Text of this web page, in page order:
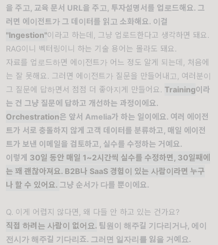
을 주고, 교육 문서 URL을 주고, 투자설명서를 업로드해요. 그
러면 에이전트가 그 데이터를 읽고 소화해요. 이걸
"Ingestion"이라고 하는데, 그냥 업로드한다고 생각하면 돼요.
RAG이니 벡터링이니 하는 기술 용어는 몰라도 돼요.
자료를 업로드하면 에이전트가 어느 정도 알게 되는데, 처음에
는 잘 못해요. 그러면 에이전트가 질문을 만들어내고, 여러분이
그 질문에 답하면서 점점 더 좋아지게 만들어요. Training이라
는 건 그냥 질문에 답하고 개선하는 과정이에요.
Orchestration은 앞서 Amelia가 하는 일이에요. 여러 에이전
트가 서로 충돌하지 않게 고객 데이터를 분류하고, 매일 에이전
트가 보낸 이메일을 검토하고, 실수를 수정하는 거예요.
이렇게 30일 동안 매일 1~2시간씩 실수를 수정하면, 30일째에
는 꽤 괜찮아져요. B2B나 SaaS 경험이 있는 사람이라면 누구
나 할 수 있어요. 그냥 순서가 다를 뿐이에요.
Q. 이게 어렵지 않다면, 왜 다들 안 하고 있는 건가요?
직접 하려는 사람이 없어요. 팀원이 해주길 기다리거나, 에이
전시가 해주길 기다리죠. 그러면 일자리를 잃을 거예요.